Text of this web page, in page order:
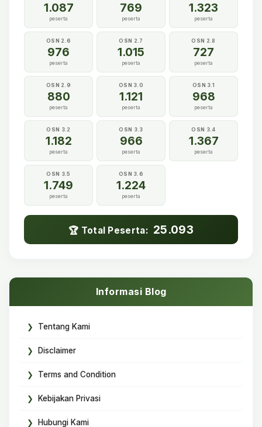
1.087
peserta
769
peserta
1.323
peserta
OSN 2.6
976
peserta
OSN 2.7
1.015
peserta
OSN 2.8
727
peserta
OSN 2.9
880
peserta
OSN 3.0
1.121
peserta
OSN 3.1
968
peserta
OSN 3.2
1.182
peserta
OSN 3.3
966
peserta
OSN 3.4
1.367
peserta
OSN 3.5
1.749
peserta
OSN 3.6
1.224
peserta
🏆 Total Peserta: 25.093
Informasi Blog
Tentang Kami
Disclaimer
Terms and Condition
Kebijakan Privasi
Hubungi Kami